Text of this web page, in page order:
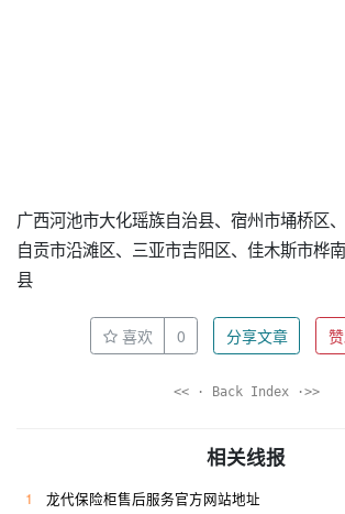
广西河池市大化瑶族自治县、宿州市埇桥区、
自贡市沿滩区、三亚市吉阳区、佳木斯市桦
县
喜欢 0 分享文章
<< · Back Index ·>>
相关线报
1
龙代保险柜售后服务官方网站地址